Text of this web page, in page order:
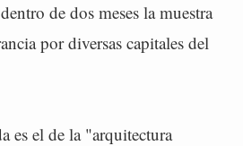
de dos meses la muestra
por diversas capitales del
es el de la "arquitectura